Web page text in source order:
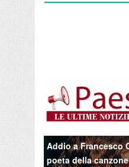
Addio a Francesco
poeta della